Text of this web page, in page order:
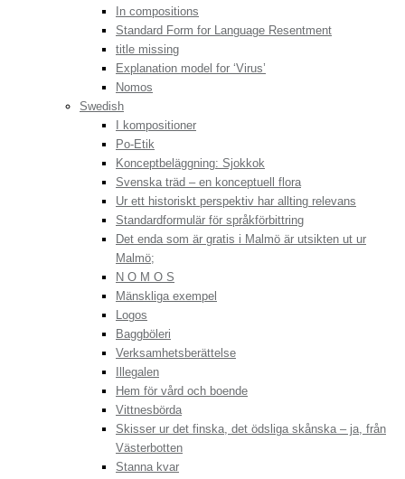
In compositions
Standard Form for Language Resentment
title missing
Explanation model for ‘Virus’
Nomos
Swedish
I kompositioner
Po-Etik
Konceptbeläggning: Sjokkok
Svenska träd – en konceptuell flora
Ur ett historiskt perspektiv har allting relevans
Standardformulär för språkförbittring
Det enda som är gratis i Malmö är utsikten ut ur
Malmö;
N O M O S
Mänskliga exempel
Logos
Baggböleri
Verksamhetsberättelse
Illegalen
Hem för vård och boende
Vittnesbörda
Skisser ur det finska, det ödsliga skånska – ja, från
Västerbotten
Stanna kvar